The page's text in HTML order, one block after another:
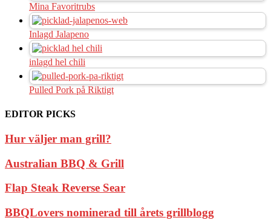
Mina Favoritrubs
Inlagd Jalapeno
inlagd hel chili
Pulled Pork på Riktigt
EDITOR PICKS
Hur väljer man grill?
Australian BBQ & Grill
Flap Steak Reverse Sear
BBQLovers nominerad till årets grillblogg